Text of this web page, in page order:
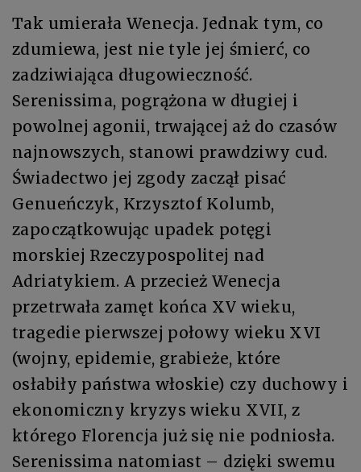
Tak umierała Wenecja. Jednak tym, co
zdumiewa, jest nie tyle jej śmierć, co
zadziwiająca długowieczność.
Serenissima, pogrążona w długiej i
powolnej agonii, trwającej aż do czasów
najnowszych, stanowi prawdziwy cud.
Świadectwo jej zgody zaczął pisać
Genueńczyk, Krzysztof Kolumb,
zapoczątkowując upadek potęgi
morskiej Rzeczypospolitej nad
Adriatykiem. A przecież Wenecja
przetrwała zamęt końca XV wieku,
tragedie pierwszej połowy wieku XVI
(wojny, epidemie, grabieże, które
osłabiły państwa włoskie) czy duchowy i
ekonomiczny kryzys wieku XVII, z
którego Florencja już się nie podniosła.
Serenissima natomiast – dzięki swemu